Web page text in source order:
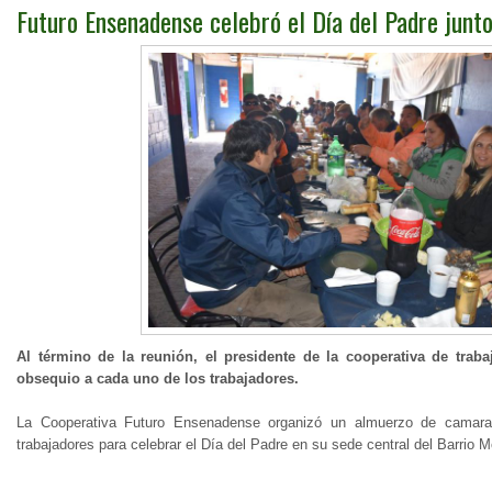
Futuro Ensenadense celebró el Día del Padre
Al término de la reunión, el presidente de la cooperativa de
obsequio a cada uno de los trabajadores.
La Cooperativa Futuro Ensenadense organizó un almuerzo de
trabajadores para celebrar el Día del Padre en su sede central del Barrio